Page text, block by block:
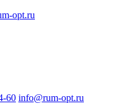
opt.ru
60 info@rum-opt.ru